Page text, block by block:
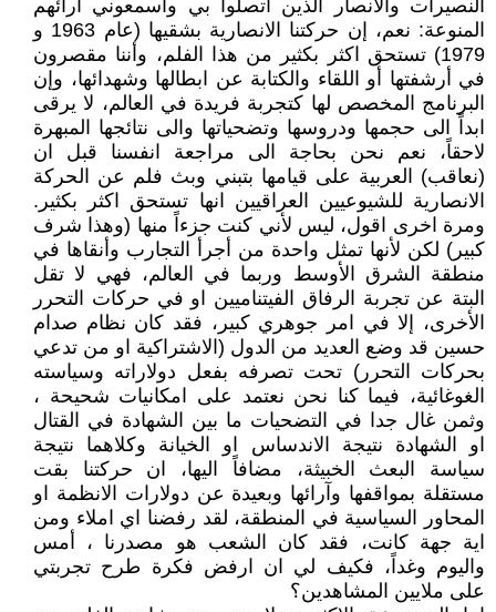
النصيرات والانصار الذين اتصلوا بي وأسمعوني آرائهم
المنوعة: نعم، إن حركتنا الانصارية بشقيها (عام 1963 و
1979) تستحق اكثر بكثير من هذا الفلم، وأننا مقصرون
في أرشفتها أو اللقاء والكتابة عن ابطالها وشهدائها، وإن
البرنامج المخصص لها كتجربة فريدة في العالم، لا يرقى
ابداً الى حجمها ودروسها وتضحياتها والى نتائجها المبهرة
لاحقاً، نعم نحن بحاجة الى مراجعة انفسنا قبل ان
(نعاقب) العربية على قيامها بتبني وبث فلم عن الحركة
الانصارية للشيوعيين العراقيين انها تستحق اكثر بكثير.
ومرة اخرى اقول، ليس لأني كنت جزءاً منها (وهذا شرف
كبير) لكن لأنها تمثل واحدة من أجرأ التجارب وأنقاها في
منطقة الشرق الأوسط وربما في العالم، فهي لا تقل
البتة عن تجربة الرفاق الفيتناميين او في حركات التحرر
الأخرى، إلا في امر جوهري كبير، فقد كان نظام صدام
حسين قد وضع العديد من الدول (الاشتراكية او من تدعي
بحركات التحرر) تحت تصرفه بفعل دولاراته وسياسته
الغوغائية، فيما كنا نحن نعتمد على امكانيات شحيحة ،
وثمن غال جدا في التضحيات ما بين الشهادة في القتال
او الشهادة نتيجة الاندساس او الخيانة وكلاهما نتيجة
سياسة البعث الخبيثة، مضافاً اليها، ان حركتنا بقت
مستقلة بمواقفها وآرائها وبعيدة عن دولارات الانظمة او
المحاور السياسية في المنطقة، لقد رفضنا اي املاء ومن
اية جهة كانت، فقد كان الشعب هو مصدرنا ، أمس
واليوم وغداً، فكيف لي ان ارفض فكرة طرح تجربتي
على ملايين المشاهدين؟